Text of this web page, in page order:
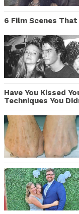
6 Film Scenes
Have You Kissed
Techniques You